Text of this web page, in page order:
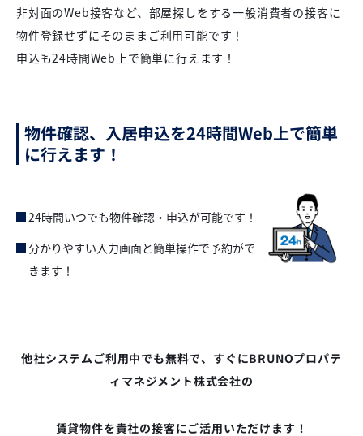
非対面のWeb接客など、部屋探しをする一般消費者の接客に
物件登録せずにそのままご利用可能です！
申込も24時間Web上で簡単に行えます！
物件確認、入居申込を24時間Web上で簡単
に行えます！
24時間いつでも物件確認・申込が可能です！
分かりやすい入力画面と簡単操作で予約がで
きます！
他社システムご利用中でも無料で、すぐにBRUNOプロパテ
ィマネジメント株式会社の
賃貸物件を貴社の接客にご活用いただけます！